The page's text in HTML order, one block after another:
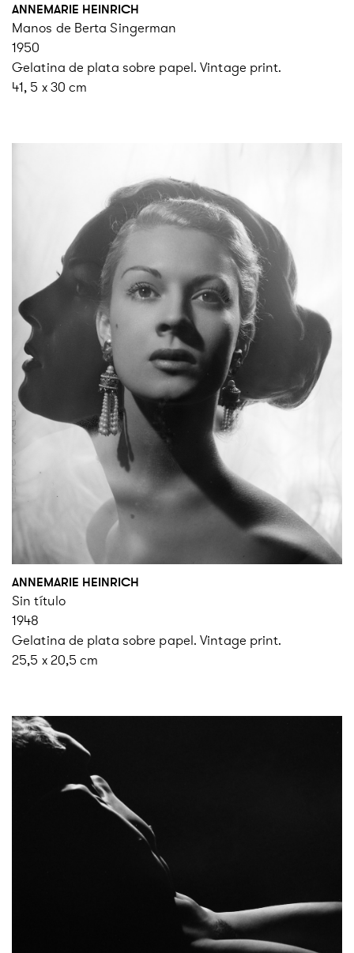
ANNEMARIE HEINRICH
Manos de Berta Singerman
1950
Gelatina de plata sobre papel. Vintage print.
41, 5 x 30 cm
ANNEMARIE HEINRICH
Sin título
1948
Gelatina de plata sobre papel. Vintage print.
25,5 x 20,5 cm